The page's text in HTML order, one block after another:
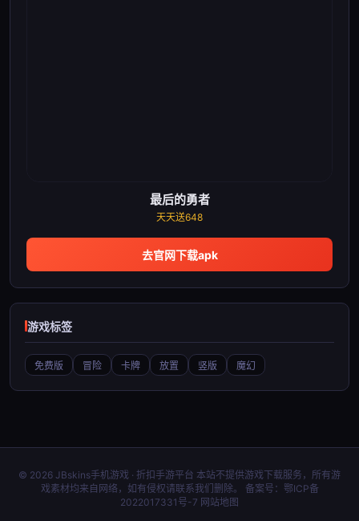
最后的勇者
天天送648
去官网下载apk
游戏标签
免费版 冒险 卡牌 放置 竖版 魔幻
© 2026 JBskins手机游戏 · 折扣手游平台 本站不提供游戏下载服务，所有游
戏素材均来自网络，如有侵权请联系我们删除。 备案号： 鄂ICP备
2022017331号-7 网站地图